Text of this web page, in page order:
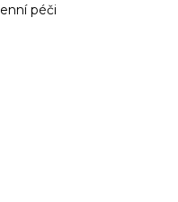
péči